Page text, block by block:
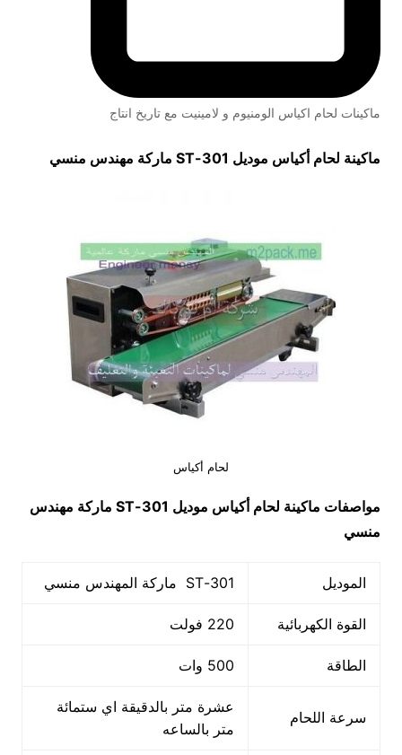
ماكينات لحام اكياس الومنيوم و لامينيت مع تاريخ انتاج
ماكينة لحام أكياس موديل ماركة مهندس منسي
لحام أكياس
مواصفات ماكينة لحام أكياس موديل
ماركة مهندس
منسي
الموديل 301-ST ماركة المهندس منسي
القوة الكهربائية 220 فولت
الطاقة 500 وات
سرعة اللحام
عشرة متر بالدقيقة اي ستمائة
متر بالساعه